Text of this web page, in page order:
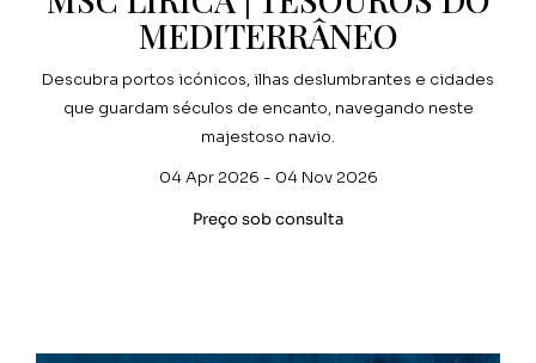
MEDITERRÂNEO
Descubra portos icónicos, ilhas deslumbrantes e cidades
que guardam séculos de encanto, navegando neste
majestoso navio.
04 Apr 2026 - 04 Nov 2026
Preço sob consulta